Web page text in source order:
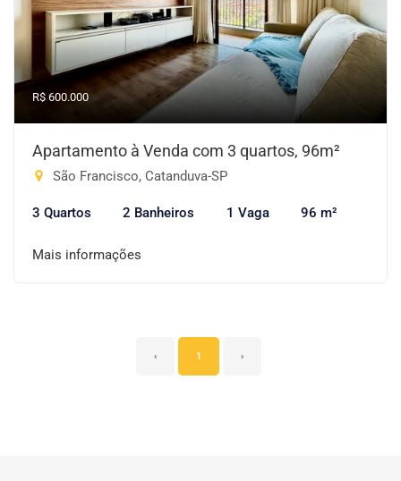
R$ 600.000
Apartamento à Venda com 3 quartos, 96m²
São Francisco, Catanduva-SP
3 Quartos 2 Banheiros 1 Vaga 96 m²
Mais informações
‹ 1 ›